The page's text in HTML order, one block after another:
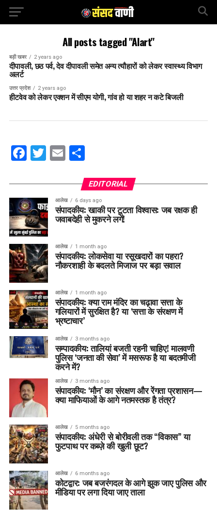
All posts tagged "Alart"
बड़ी खबर 2 years ago
दीपावली, छठ पर्व, देव दीपावली समेत अन्य त्यौहारों को लेकर स्वास्थ्य विभाग
अलर्ट
उत्तर प्रदेश 2 years ago
हीटवेव को लेकर एक्शन में सीएम योगी, गांव हो या शहर न कटे बिजली
Facebook
Twitter
EmailShare
EDITORIAL
आलेख 6 days ago
संपादकीय: खाकी पर टूटता विश्वास: जब रक्षक ही
जवाबदेही से मुकरने लगें!
आलेख 1 month ago
संपादकीय: लोकसेवा या रसूखदारों का पहरा?
नौकरशाही के बदलते मिजाज पर बड़ा सवाल
आलेख 1 month ago
संपादकीय: क्या राम मंदिर का चढ़ावा सत्ता के
गलियारों में सुरक्षित है? या ‘सत्ता के संरक्षण में
भ्रष्टाचार’
आलेख 3 months ago
सम्पादकीय: तालियां बजती रहनी चाहिए! मालवणी
पुलिस ‘जनता की सेवा’ में मसरूफ है या बदतमीजी
करने में?
आलेख 3 months ago
संपादकीय: ‘मौन’ का संरक्षण और रेंगता प्रशासन—
क्या माफियाओं के आगे नतमस्तक है तंत्र?
आलेख 5 months ago
संपादकीय: अंधेरी से बोरीवली तक “विकास” या
फुटपाथ पर कब्ज़े की खुली छूट?
आलेख 6 months ago
कोटद्वार: जब बजरंगदल के आगे झुक जाए पुलिस और
मीडिया पर लगा दिया जाए ताला